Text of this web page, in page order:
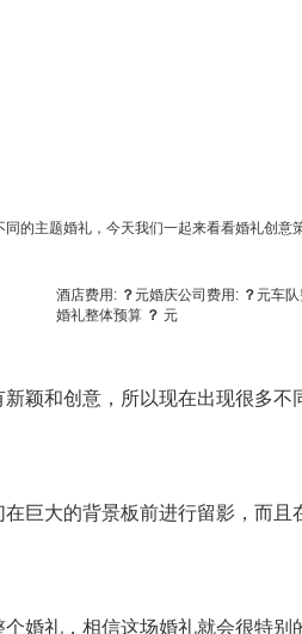
的主题婚礼，今天我们一起来看看婚礼创意
酒店费用: ？元婚庆公司费用: ？元车
婚礼整体预算 ？ 元
和创意，所以现在出现很多不
大的背景板前进行留影，而且
礼，相信这场婚礼就会很特别